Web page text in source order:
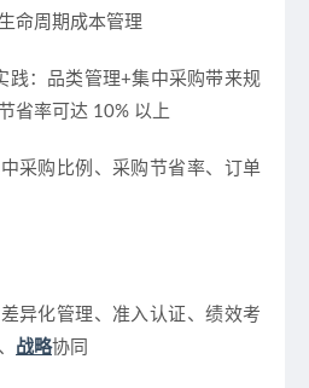
命周期成本管理
践：品类管理+集中采购带来规
省率可达 10% 以上
采购比例、采购节省率、订单
异化管理、准入认证、绩效考
战略协同